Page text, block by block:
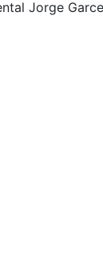
Jorge